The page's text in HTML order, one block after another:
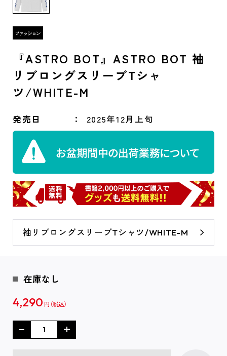
『ASTRO BOT』ASTRO BOT 袖
リブロングスリーブTシャ
ツ/WHITE-M
発売日 2025年12月上旬
袖リブロングスリーブTシャツ/WHITE-M
在庫なし
4,290 円